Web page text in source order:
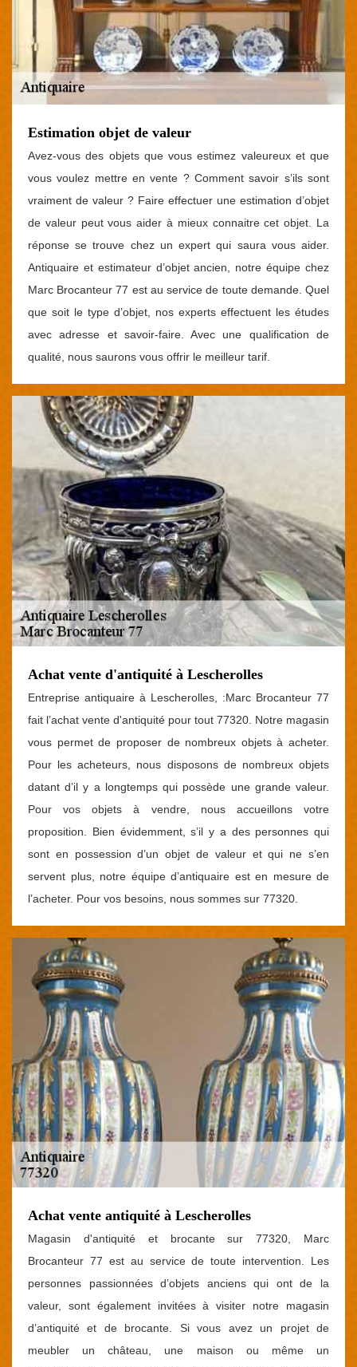
Estimation objet de valeur
Avez-vous des objets que vous estimez valeureux et que
vous voulez mettre en vente ? Comment savoir s’ils sont
vraiment de valeur ? Faire effectuer une estimation d’objet
de valeur peut vous aider à mieux connaitre cet objet. La
réponse se trouve chez un expert qui saura vous aider.
Antiquaire et estimateur d’objet ancien, notre équipe chez
Marc Brocanteur 77 est au service de toute demande. Quel
que soit le type d’objet, nos experts effectuent les études
avec adresse et savoir-faire. Avec une qualification de
qualité, nous saurons vous offrir le meilleur tarif.
Achat vente d'antiquité à Lescherolles
Entreprise antiquaire à Lescherolles, :Marc Brocanteur 77
fait l’achat vente d'antiquité pour tout 77320. Notre magasin
vous permet de proposer de nombreux objets à acheter.
Pour les acheteurs, nous disposons de nombreux objets
datant d’il y a longtemps qui possède une grande valeur.
Pour vos objets à vendre, nous accueillons votre
proposition. Bien évidemment, s’il y a des personnes qui
sont en possession d’un objet de valeur et qui ne s’en
servent plus, notre équipe d’antiquaire est en mesure de
l’acheter. Pour vos besoins, nous sommes sur 77320.
Achat vente antiquité à Lescherolles
Magasin d'antiquité et brocante sur 77320, Marc
Brocanteur 77 est au service de toute intervention. Les
personnes passionnées d’objets anciens qui ont de la
valeur, sont également invitées à visiter notre magasin
d’antiquité et de brocante. Si vous avez un projet de
meubler un château, une maison ou même un